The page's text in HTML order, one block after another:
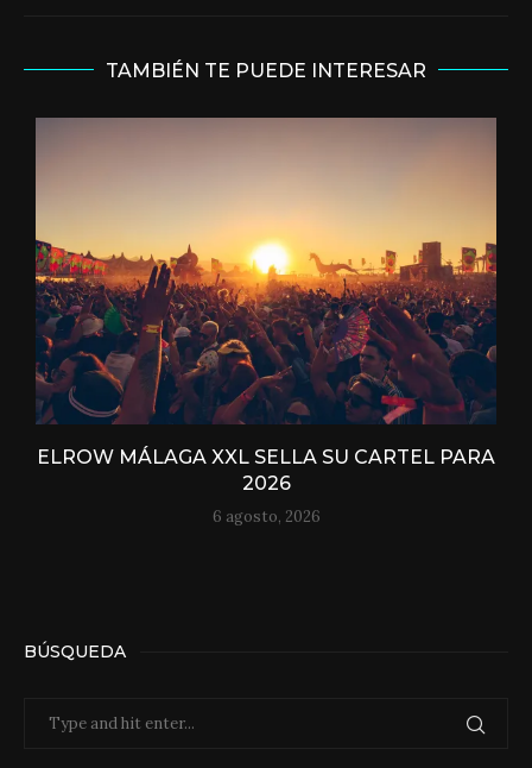
TAMBIÉN TE PUEDE INTERESAR
ELROW MÁLAGA XXL SELLA SU CARTEL PARA
2026
6 agosto, 2026
BÚSQUEDA